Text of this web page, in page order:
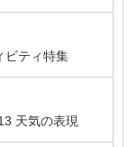
ビティ特集
天気の表現